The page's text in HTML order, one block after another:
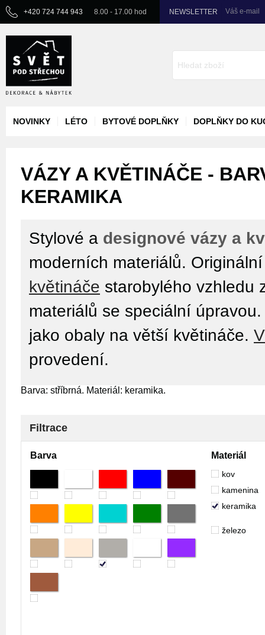
+420 724 744 943 8.00 - 17.00 hod NEWSLETTER Váš e-mail
NOVINKY LÉTO BYTOVÉ DOPLŇKY DOPLŇKY DO
VÁZY A KVĚTINÁČE -
KERAMIKA
Stylové a designové vázy a
moderních materiálů.
květináče starobylého vzhledu
materiálů se speciální
jako obaly na větší květináče.
provedení.
Barva: stříbrná. Materiál: keramika.
Filtrace
Barva Materiál
kov
kamenina
keramika
železo